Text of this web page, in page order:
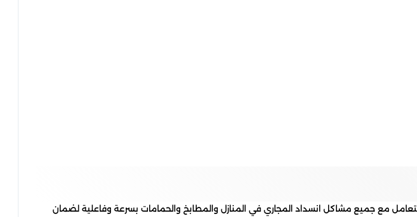
مع جميع مشاكل انسداد المجاري في المنازل والمطابخ والحمامات بسرعة وفاعلية لضمان